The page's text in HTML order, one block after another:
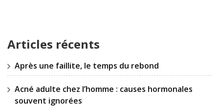
Articles récents
Après une faillite, le temps du rebond
Acné adulte chez l’homme : causes hormonales
souvent ignorées